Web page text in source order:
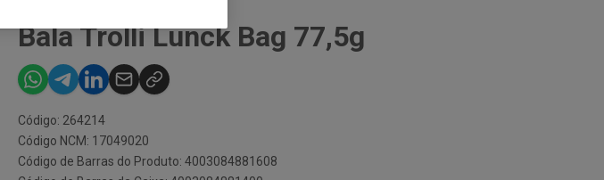
Bala Trolli Lunck Bag 77,5g
Código: 264214
Código NCM: 17049020
Código de Barras do Produto: 4003084881608